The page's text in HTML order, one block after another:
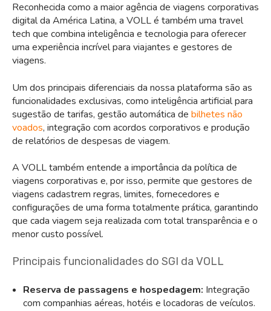
Reconhecida como a maior agência de viagens corporativas
digital da América Latina, a VOLL é também uma travel
tech que combina inteligência e tecnologia para oferecer
uma experiência incrível para viajantes e gestores de
viagens.
Um dos principais diferenciais da nossa plataforma são as
funcionalidades exclusivas, como inteligência artificial para
sugestão de tarifas, gestão automática de bilhetes não
voados, integração com acordos corporativos e produção
de relatórios de despesas de viagem.
A VOLL também entende a importância da política de
viagens corporativas e, por isso, permite que gestores de
viagens cadastrem regras, limites, fornecedores e
configurações de uma forma totalmente prática, garantindo
que cada viagem seja realizada com total transparência e o
menor custo possível.
Principais funcionalidades do SGI da VOLL
Reserva de passagens e hospedagem: Integração
com companhias aéreas, hotéis e locadoras de veículos.